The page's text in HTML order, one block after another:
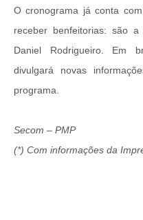
O cronograma já conta
receber benfeitorias: são
Daniel Rodrigueiro. Em
divulgará novas
programa.
Secom – PMP
(*) Com informações da